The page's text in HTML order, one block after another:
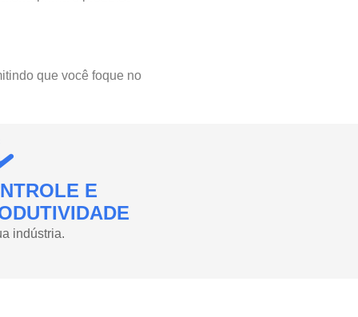
que você foque no
E
indústria.